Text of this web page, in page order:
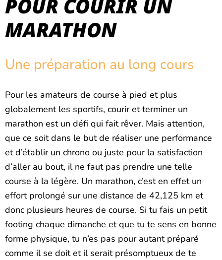
POUR COURIR UN
MARATHON
Une préparation au long cours
Pour les amateurs de course à pied et plus
globalement les sportifs, courir et terminer un
marathon est un défi qui fait rêver. Mais attention,
que ce soit dans le but de réaliser une performance
et d’établir un chrono ou juste pour la satisfaction
d’aller au bout, il ne faut pas prendre une telle
course à la légère. Un marathon, c’est en effet un
effort prolongé sur une distance de 42,125 km et
donc plusieurs heures de course. Si tu fais un petit
footing chaque dimanche et que tu te sens en bonne
forme physique, tu n’es pas pour autant préparé
comme il se doit et il serait présomptueux de te